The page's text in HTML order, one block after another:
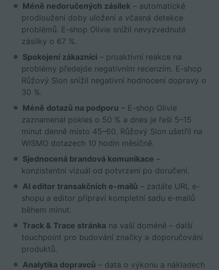
Méně nedoručených zásilek – automatické
prodloužení doby uložení a včasná detekce
problémů. E-shop Olivie snížil nevyzvednuté
zásilky o 67 %.
Spokojení zákazníci – proaktivní reakce na
problémy předejde negativním recenzím. E-shop
Růžový Slon snížil negativní hodnocení dopravy o
30 %.
Méně dotazů na podporu – E-shop Olivie
zaznamenal pokles o 50 % a dnes je řeší 5–15
minut denně místo 45–60. Růžový Slon ušetřil na
WISMO dotazech 10 hodin měsíčně.
Sjednocená brandová komunikace –
konzistentní vizuál od potvrzení po doručení.
AI editor transakčních e-mailů – zadáte URL e-
shopu a editor připraví kompletní sadu e-mailů
během minut.
Track & Trace stránka na vaší doméně – další
touchpoint pro budování značky a doporučování
produktů.
Analytika dopravců – data o výkonu a nákladech